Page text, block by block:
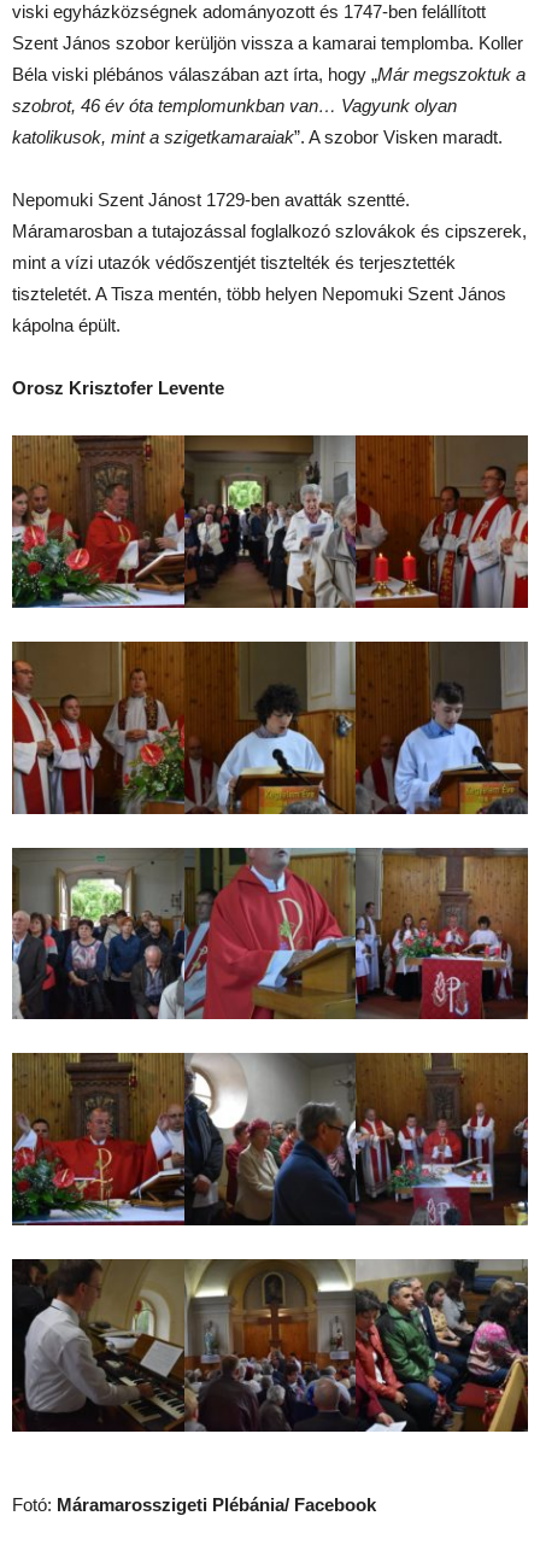
viski egyházközségnek adományozott és 1747-ben felállított
Szent János szobor kerüljön vissza a kamarai templomba. Koller
Béla viski plébános válaszában azt írta, hogy „Már megszoktuk a
szobrot, 46 év óta templomunkban van… Vagyunk olyan
katolikusok, mint a szigetkamaraiak”. A szobor Visken maradt.
Nepomuki Szent Jánost 1729-ben avatták szentté.
Máramarosban a tutajozással foglalkozó szlovákok és cipszerek,
mint a vízi utazók védőszentjét tisztelték és terjesztették
tiszteletét. A Tisza mentén, több helyen Nepomuki Szent János
kápolna épült.
Orosz Krisztofer Levente
Fotó: Máramarosszigeti Plébánia/ Facebook